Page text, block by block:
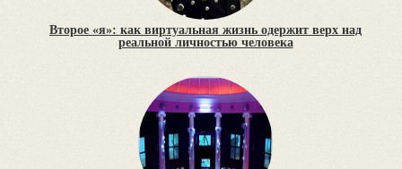
Второе «я»: как виртуальная жизнь одержит верх над
реальной личностью человека